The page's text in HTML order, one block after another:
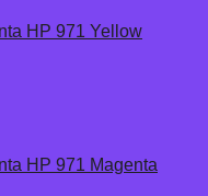
HP 971 Yellow
HP 971 Magenta